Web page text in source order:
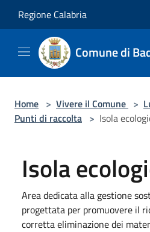
Regione Calabria
Comune di
Home > Vivere il Comune >
Punti di raccolta > Isola
Isola
Area dedicata alla gestione
progettata per promuovere il
corretta eliminazione dei